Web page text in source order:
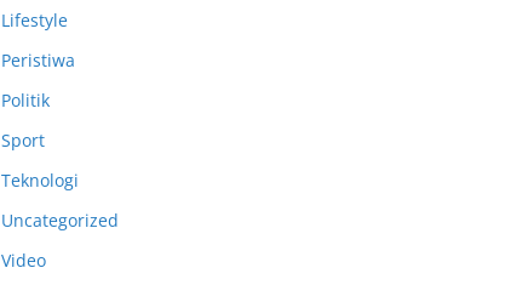
Lifestyle
Peristiwa
Politik
Sport
Teknologi
Uncategorized
Video